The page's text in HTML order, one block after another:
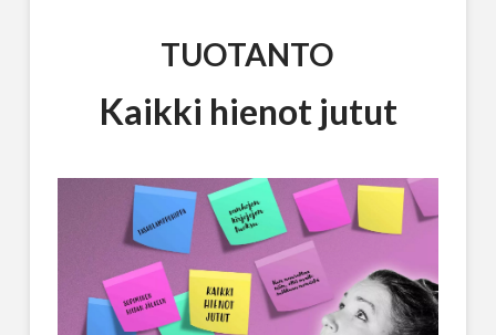
TUOTANTO
Kaikki hienot jutut